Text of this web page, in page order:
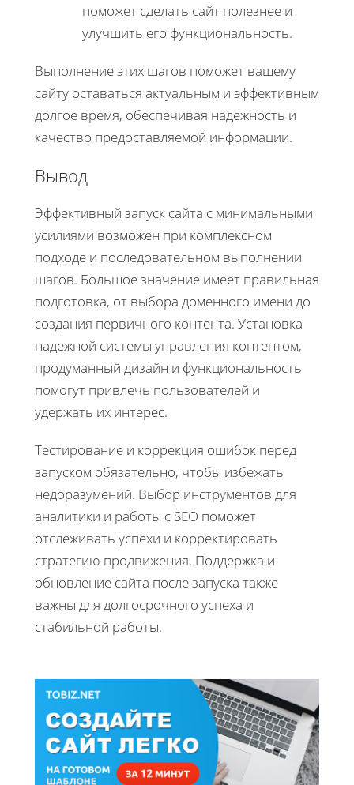
поможет сделать сайт полезнее и
улучшить его функциональность.
Выполнение этих шагов поможет вашему
сайту оставаться актуальным и эффективным
долгое время, обеспечивая надежность и
качество предоставляемой информации.
Вывод
Эффективный запуск сайта с минимальными
усилиями возможен при комплексном
подходе и последовательном выполнении
шагов. Большое значение имеет правильная
подготовка, от выбора доменного имени до
создания первичного контента. Установка
надежной системы управления контентом,
продуманный дизайн и функциональность
помогут привлечь пользователей и
удержать их интерес.
Тестирование и коррекция ошибок перед
запуском обязательно, чтобы избежать
недоразумений. Выбор инструментов для
аналитики и работы с SEO поможет
отслеживать успехи и корректировать
стратегию продвижения. Поддержка и
обновление сайта после запуска также
важны для долгосрочного успеха и
стабильной работы.